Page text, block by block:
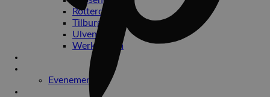
Rotterdam
Tilburg
Ulvenhout
Werkendam
Evenementen